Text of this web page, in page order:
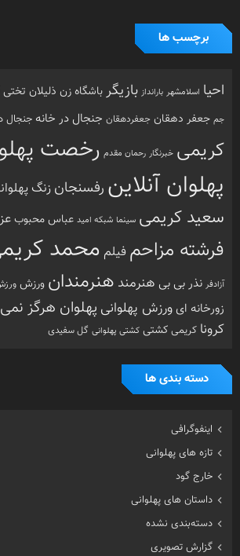
برچسب ها
احیا اسلامشهر بارانداز بازیگر باشگاه زن ذلیلان تختی
جم جعفر دهقان جعفردهقان جنجال در خانه جنجال
کریمی خبرنگار رحمان مقدم رخصت
پهلوان آنلاین رفسنجان زنگ
سعید کریمی سینما شبکه امید عباس محبوب
فرشته مزاحمفیلم محمد
آزادفر نذر بی بی هنرمند هنرمندان ورزش
زورخانه ای ورزش پهلوانی پهلوان هرگز
کرونا کریمی کشتی کشتی پهلوانی گل سفیدی
دسته بندی ها
اینفوگرافی
تازه های پهلوانی
خارج گود
داستان های پهلوانی
دسته‌بندی نشده
گزارش تصویری